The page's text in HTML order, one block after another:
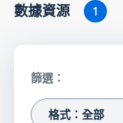
數據資源 1
篩選：
格式：全部